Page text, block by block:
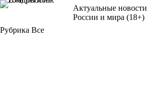
Перейти
Актуальные новости
России и мира (18+)
Рубрика Все